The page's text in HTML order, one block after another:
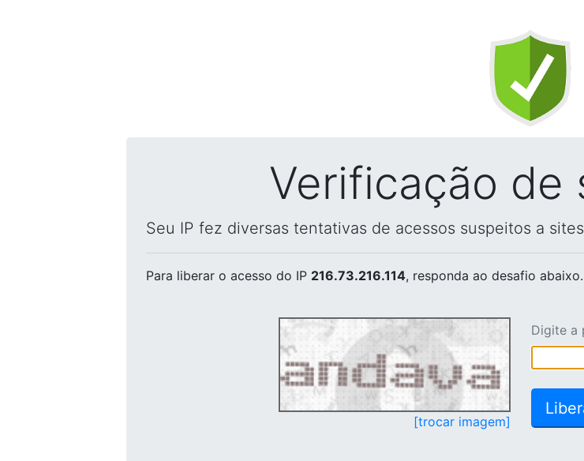
Verificação de
Seu IP fez diversas tentativas de acessos suspeitos a
Para liberar o acesso do IP 216.73.216.114, responda ao desafio abaixo.
[trocar imagem]
Digite a